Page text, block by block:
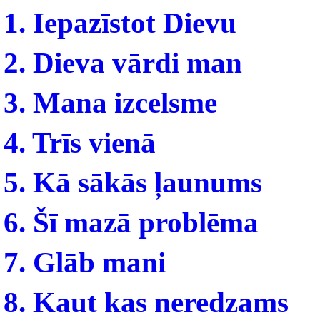
1. Iepazīstot Dievu
2. Dieva vārdi man
3. Mana izcelsme
4. Trīs vienā
5. Kā sākās ļaunums
6. Šī mazā problēma
7. Glāb mani
8. Kaut kas neredzams